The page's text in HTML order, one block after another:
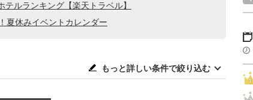
ルランキング【楽天トラベル】
夏休みイベントカレンダー
もっと詳しい条件で絞り込む